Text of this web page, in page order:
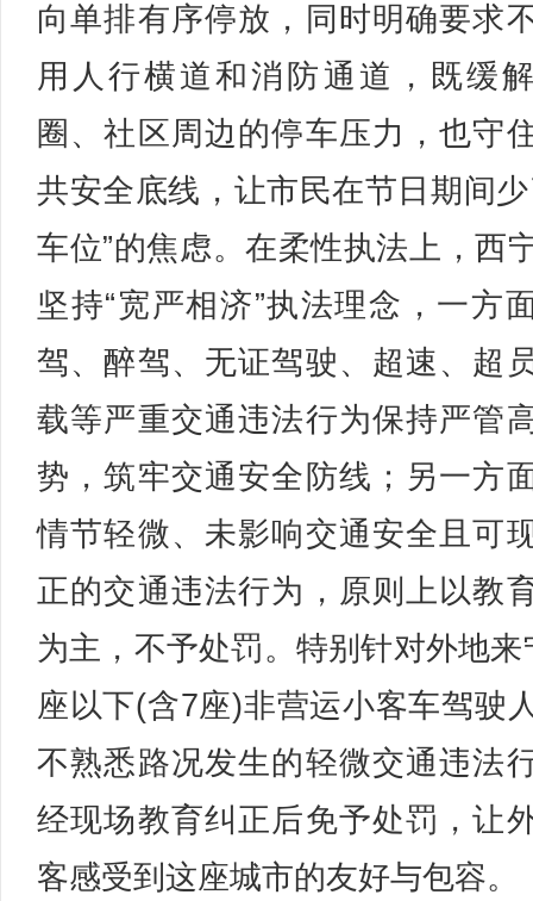
向单排有序停放，同时明确要求
用人行横道和消防通道，既缓
圈、社区周边的停车压力，也守
共安全底线，让市民在节日期间少
车位”的焦虑。在柔性执法上，西
坚持“宽严相济”执法理念，一方
驾、醉驾、无证驾驶、超速、超
载等严重交通违法行为保持严管
势，筑牢交通安全防线；另一方
情节轻微、未影响交通安全且可
正的交通违法行为，原则上以教
为主，不予处罚。特别针对外地来
座以下(含7座)非营运小客车驾驶
不熟悉路况发生的轻微交通违法
经现场教育纠正后免予处罚，让
客感受到这座城市的友好与包容。